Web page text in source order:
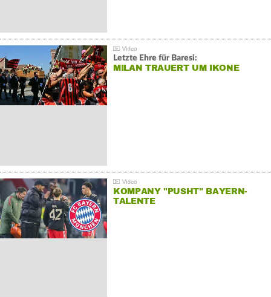
Letzte Ehre für Baresi:
MILAN TRAUERT UM IKONE
KOMPANY "PUSHT" BAYERN-
TALENTE